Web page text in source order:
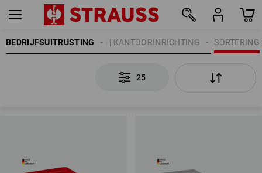
BEDRIJFSUITRUSTING SORTERING
WERKPLAATSINRICHTING | KANTOORINRICHTING
25